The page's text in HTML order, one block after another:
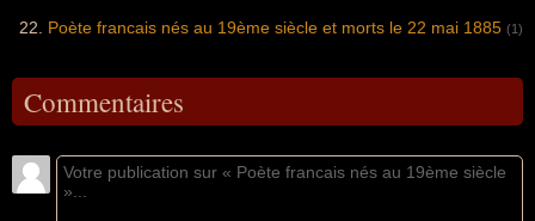
Poète francais nés au 19ème siècle et morts le 22 mai 1885 (1)
Commentaires